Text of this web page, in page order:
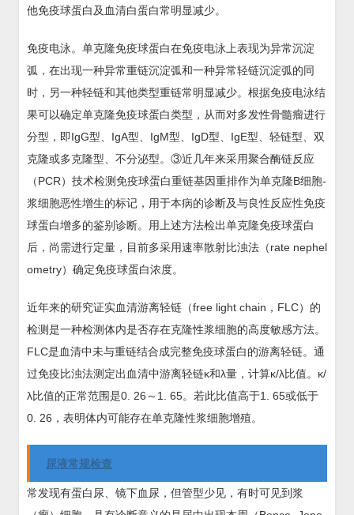
他免疫球蛋白及血清白蛋白常明显减少。
免疫电泳。单克隆免疫球蛋白在免疫电泳上表现为异常沉淀
弧，在出现一种异常重链沉淀弧和一种异常轻链沉淀弧的同
时，另一种轻链和其他类型重链常明显减少。根据免疫电泳结
果可以确定单克隆免疫球蛋白类型，从而对多发性骨髓瘤进行
分型，即IgG型、IgA型、IgM型、IgD型、IgE型、轻链型、双
克隆或多克隆型、不分泌型。③近几年来采用聚合酶链反应
（PCR）技术检测免疫球蛋白重链基因重排作为单克隆B细胞-
浆细胞恶性增生的标记，用于本病的诊断及与良性反应性免疫
球蛋白增多的鉴别诊断。用上述方法检出单克隆免疫球蛋白
后，尚需进行定量，目前多采用速率散射比浊法（rate nephel
ometry）确定免疫球蛋白浓度。
近年来的研究证实血清游离轻链（free light chain，FLC）的
检测是一种检测体内是否存在克隆性浆细胞的高度敏感方法。
FLC是血清中未与重链结合成完整免疫球蛋白的游离轻链。通
过免疫比浊法测定出血清中游离轻链κ和λ量，计算κ/λ比值。κ/
λ比值的正常范围是0. 26～1. 65。若此比值高于1. 65或低于
0. 26，表明体内可能存在单克隆性浆细胞增殖。
尿液常规检查
常发现有蛋白尿、镜下血尿，但管型少见，有时可见到浆